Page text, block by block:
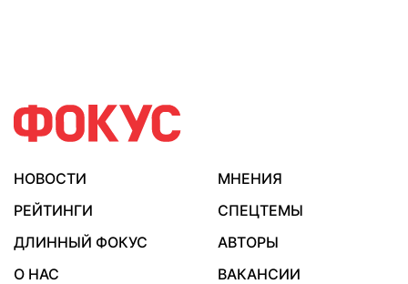
НОВОСТИ
МНЕНИЯ
РЕЙТИНГИ
СПЕЦТЕМЫ
ДЛИННЫЙ ФОКУС
АВТОРЫ
О НАС
ВАКАНСИИ